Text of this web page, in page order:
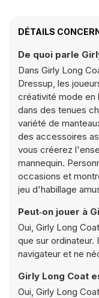
DÉTAILS
De quoi parle
Dans Girly Long
Dressup, les
créativité mode en
dans des tenues
variété de
des accessoires
vous créerez
mannequin.
occasions et
jeu d'habillage
Peut‑on jouer à
Oui, Girly Long
que sur
navigateur et ne
Girly Long Coat
Oui, Girly Long